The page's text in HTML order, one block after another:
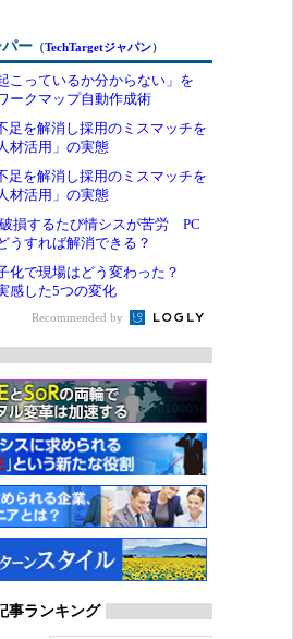
ー （TechTargetジャパン）
こっているか分からない」を
クマップ自動作成術
足を解消し採用のミスマッチを
材活用」の実態
足を解消し採用のミスマッチを
材活用」の実態
損するたび情シスが苦労 PC
うすれば解消できる？
化で現場はどう変わった？
感した5つの変化
Recommended by
事ランキング